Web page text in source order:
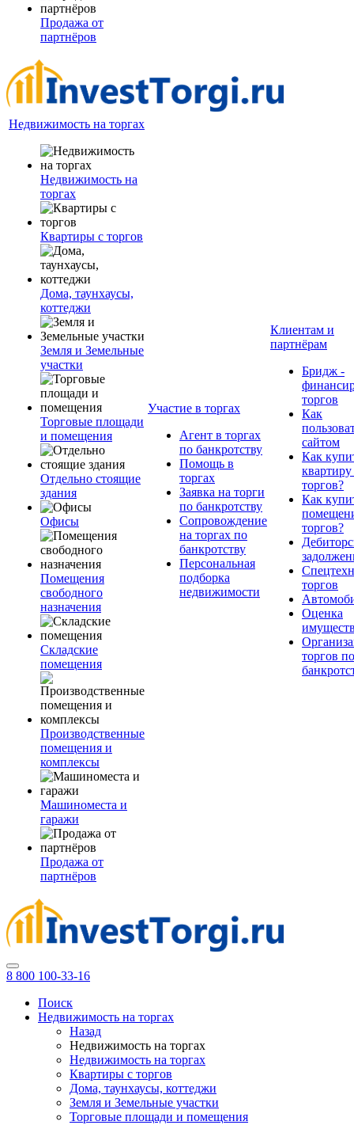
Продажа от
партнёров
Недвижимость на торгах
Недвижимость на
торгах
Квартиры с торгов
Дома, таунхаусы,
коттеджи
Земля и Земельные
участки
Торговые площади
и помещения
Отдельно стоящие
здания
Офисы
Помещения
свободного
назначения
Складские
помещения
Производственные
помещения и
комплексы
Машиноместа и
гаражи
Продажа от
партнёров
Участие в торгах
Агент в торгах
по банкротству
Помощь в
торгах
Заявка на торги
по банкротству
Сопровождение
на торгах по
банкротству
Персональная
подборка
недвижимости
Клиентам и
партнёрам
Бридж -
торгов
Как
сайтом
Как
квартиру
торгов?
Как
торгов?
торгов
Оценка
торгов по
8 800 100-33-16
Поиск
Недвижимость на торгах
Назад
Недвижимость на торгах
Недвижимость на торгах
Квартиры с торгов
Дома, таунхаусы, коттеджи
Земля и Земельные участки
Торговые площади и помещения